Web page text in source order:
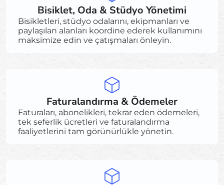
Bisiklet, Oda & Stüdyo Yönetimi
Bisikletleri, stüdyo odalarını, ekipmanları ve
paylaşılan alanları koordine ederek kullanımını
maksimize edin ve çatışmaları önleyin.
Faturalandırma & Ödemeler
Faturaları, abonelikleri, tekrar eden ödemeleri,
tek seferlik ücretleri ve faturalandırma
faaliyetlerini tam görünürlükle yönetin.